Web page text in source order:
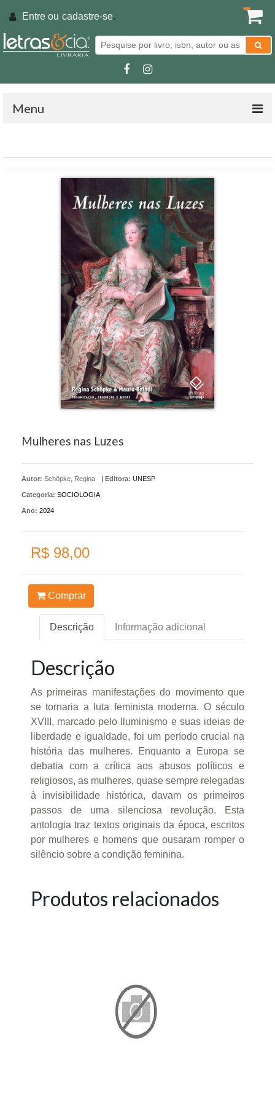
Entre ou cadastre-se.
Menu
Mulheres nas Luzes
Autor: Schöpke, Regina | Editora: UNESP
Categoria: SOCIOLOGIA
Ano: 2024
R$ 98,00
Comprar
Descrição Informação adicional
Descrição
As primeiras manifestações do movimento que
se tornaria a luta feminista moderna. O século
XVIII, marcado pelo Iluminismo e suas ideias de
liberdade e igualdade, foi um período crucial na
história das mulheres. Enquanto a Europa se
debatia com a crítica aos abusos políticos e
religiosos, as mulheres, quase sempre relegadas
à invisibilidade histórica, davam os primeiros
passos de uma silenciosa revolução. Esta
antologia traz textos originais da época, escritos
por mulheres e homens que ousaram romper o
silêncio sobre a condição feminina.
Produtos relacionados